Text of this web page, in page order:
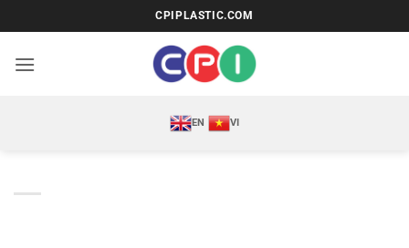
qua
nội
CPIPLASTIC.COM
EN VI